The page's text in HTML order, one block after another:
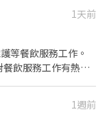
1天前
等餐飲服務工作。
飲服務工作有熱
正確位子頂埔國小對
1週前